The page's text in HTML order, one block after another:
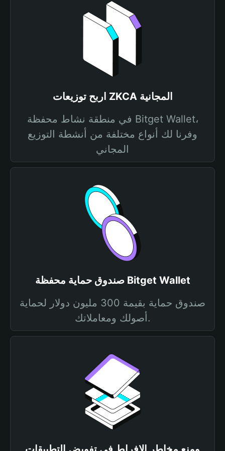
اربح توزيعات ZKCA المجانية
في منطقة نشاط محفظة Bitget Wallet،
وفرنا لك أنواع مختلفة من أنشطة التوزيع
المجاني
صندوق حماية محفظة Bitget Wallet
صندوق حماية بقيمة 300 مليون دولار لحماية
أصولك ومعاملاتك.